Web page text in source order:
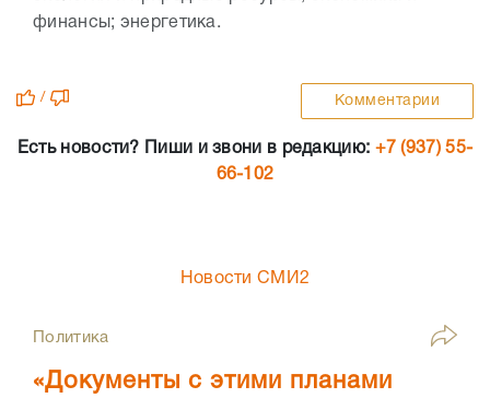
финансы; энергетика.
/ Комментарии
Есть новости? Пиши и звони в редакцию: +7 (937) 55-
66-102
Новости СМИ2
Политика
«Документы с этими планами